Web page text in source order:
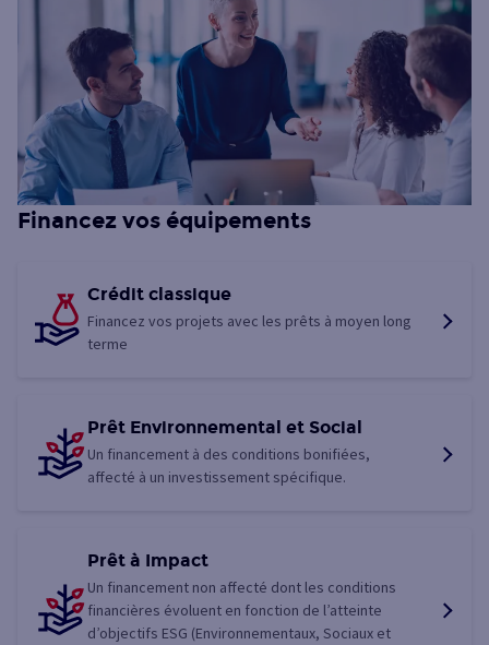
Financez vos équipements
Crédit classique
Financez vos projets avec les prêts à moyen long
terme
Prêt Environnemental et Social
Un financement à des conditions bonifiées,
affecté à un investissement spécifique.
Prêt à Impact
Un financement non affecté dont les conditions
financières évoluent en fonction de l’atteinte
d’objectifs ESG (Environnementaux, Sociaux et